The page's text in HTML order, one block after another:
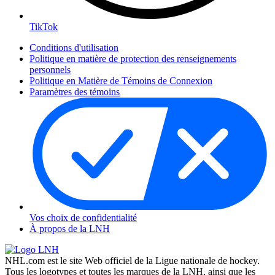
TikTok
Conditions d'utilisation
Politique en matière de protection des renseignements
personnels
Politique en Matière de Témoins de Connexion
Paramètres des témoins
Vos choix de confidentialité
À propos de la LNH
NHL.com est le site Web officiel de la Ligue nationale de hockey.
Tous les logotypes et toutes les marques de la LNH, ainsi que les